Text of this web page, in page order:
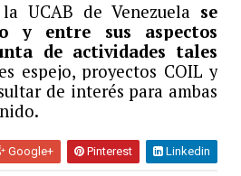
UCAB de Venezuela se
y entre sus aspectos
de actividades tales
espejo, proyectos COIL y
de interés para ambas
Google+ Pinterest Linkedin